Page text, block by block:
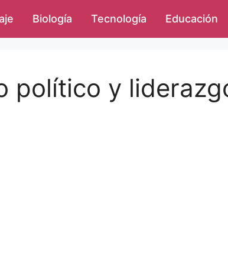
Biología Tecnología Educación
político y